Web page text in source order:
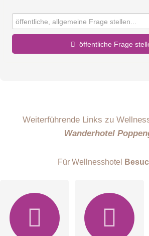
öffentliche Frage
Weiterführende Links zu
Wanderhotel
Für Wellnesshotel